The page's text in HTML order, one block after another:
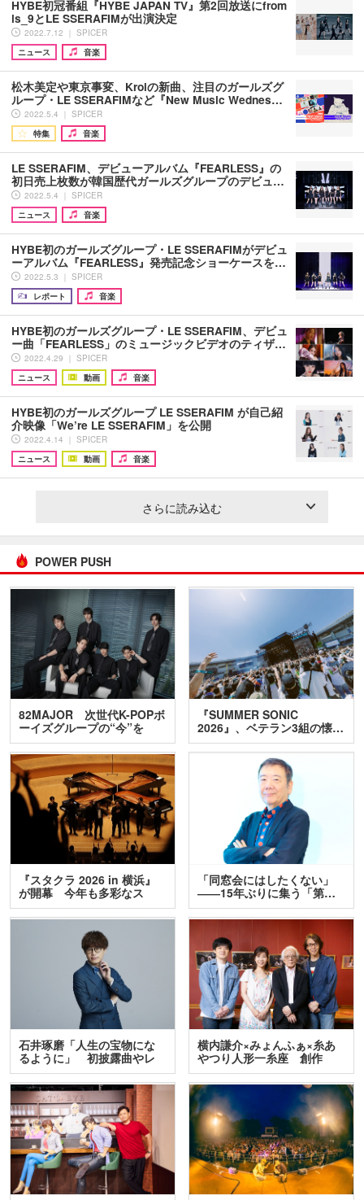
HYBE初冠番組『HYBE JAPAN TV』第2回放送にfrom
is_9とLE SSERAFIMが出演決定
2022.7.12 ｜ SPICER
ニュース
音楽
松木美定や東京事変、Kroiの新曲、注目のガールズグ
ループ・LE SSERAFIMなど『New Music Wednes…
2022.5.4 ｜ SPICER
特集
音楽
LE SSERAFIM、デビューアルバム『FEARLESS』の
初日売上枚数が韓国歴代ガールズグループのデビュ…
2022.5.4 ｜ SPICER
ニュース
音楽
HYBE初のガールズグループ・LE SSERAFIMがデビュ
ーアルバム『FEARLESS』発売記念ショーケースを…
2022.5.3 ｜ SPICER
レポート
音楽
HYBE初のガールズグループ・LE SSERAFIM、デビュ
ー曲「FEARLESS」のミュージックビデオのティザ…
2022.4.29 ｜ SPICER
ニュース
動画 音楽
HYBE初のガールズグループ LE SSERAFIM が自己紹
介映像「We’re LE SSERAFIM」を公開
2022.4.14 ｜ SPICER
ニュース
動画 音楽
さらに読み込む
POWER PUSH
82MAJOR 次世代K-POPボ
ーイズグループの“今”を
訊…
『SUMMER SONIC
2026』、ベテラン3組の懐…
『スタクラ 2026 in 横浜』
が開幕 今年も多彩なス
テ…
「同窓会にはしたくない」
――15年ぶりに集う「第…
石井琢磨「人生の宝物にな
るように」 初披露曲やレ
ア…
横内謙介×みょんふぁ×糸あ
やつり人形一糸座 創作
人…